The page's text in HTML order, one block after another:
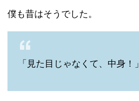
僕も昔はそうでした。
「見た目じゃなくて、中身！」